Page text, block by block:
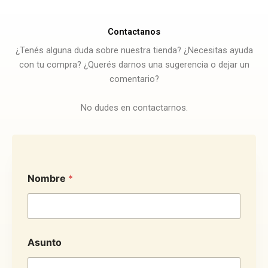
Contactanos
¿Tenés alguna duda sobre nuestra tienda? ¿Necesitas ayuda
con tu compra? ¿Querés darnos una sugerencia o dejar un
comentario?
No dudes en contactarnos.
Nombre *
Asunto